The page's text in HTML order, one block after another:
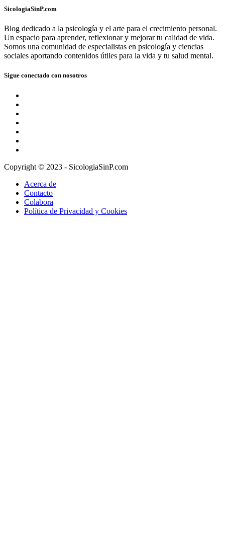
SicologiaSinP.com
Blog dedicado a la psicología y el arte para el crecimiento personal.
Un espacio para aprender, reflexionar y mejorar tu calidad de vida.
Somos una comunidad de especialistas en psicología y ciencias
sociales aportando contenidos útiles para la vida y tu salud mental.
Sigue conectado con nosotros
Copyright © 2023 - SicologiaSinP.com
Acerca de
Contacto
Colabora
Política de Privacidad y Cookies